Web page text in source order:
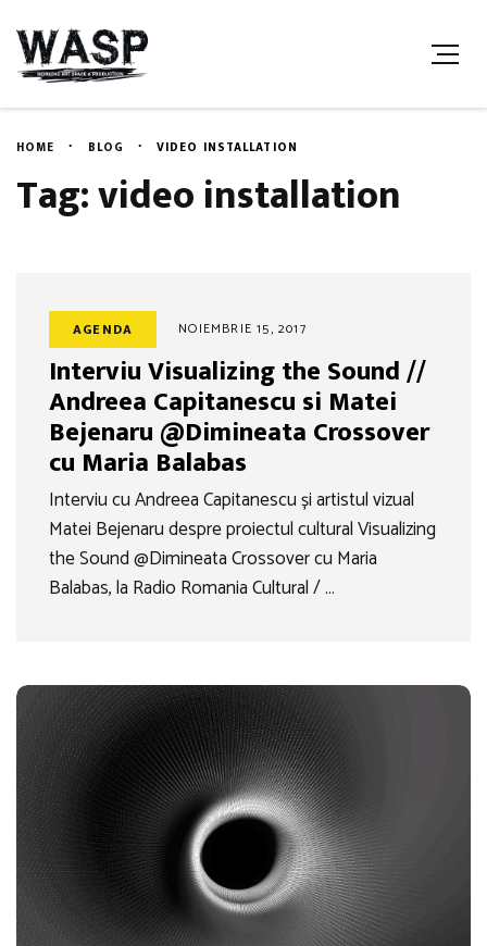
HOME BLOG VIDEO INSTALLATION
Tag: video installation
AGENDA NOIEMBRIE 15, 2017
Interviu Visualizing the Sound //
Andreea Capitanescu si Matei
Bejenaru @Dimineata Crossover
cu Maria Balabas
Interviu cu Andreea Capitanescu și artistul vizual
Matei Bejenaru despre proiectul cultural Visualizing
the Sound @Dimineata Crossover cu Maria
Balabas, la Radio Romania Cultural / …